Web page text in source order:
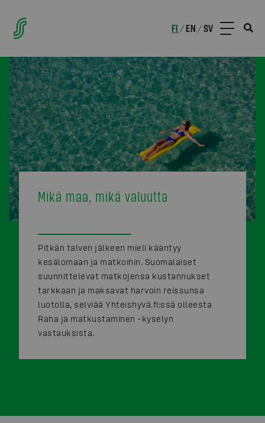
FI /EN /SV
Mikä maa, mikä valuutta
Pitkän talven jälkeen mieli kääntyy
kesälomaan ja matkoihin. Suomalaiset
suunnittelevat matkojensa kustannukset
tarkkaan ja maksavat harvoin reissunsa
luotolla, selviää Yhteishyvä.fi:ssä olleesta
Raha ja matkustaminen -kyselyn
vastauksista.